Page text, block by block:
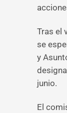
Tras el
se
y
junio.
El